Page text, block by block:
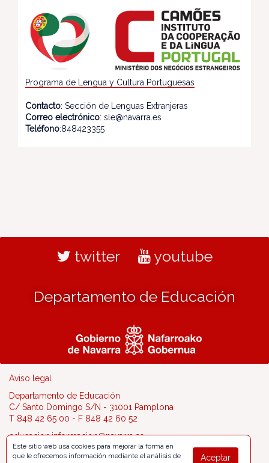
Programa de Lengua y Cultura Portuguesas
Contacto: Sección de Lenguas Extranjeras
Correo electrónico: sle@navarra.es
Teléfono:848423355
twitter youtube
Departamento de Educación
Aviso legal
Departamento de Educación
C/ Santo Domingo S/N - 31001 Pamplona
T 848 42 65 00 - F 848 42 60 52
educacion.informacion@navarra.es
Aceptar
Este sitio web usa cookies para mejorar la forma en
que le ofrecemos información mediante el análisis de